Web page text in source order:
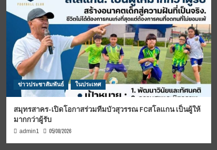
ข่าวประชาสัมพันธ์ ในประเทศ
สมุทรสาคร-เปิดโอกาสร่วมทีมบัวสุวรรณ FCสโลแกน เป็นผู้ให้
มากกว่าผู้รับ
admin1 05/08/2026